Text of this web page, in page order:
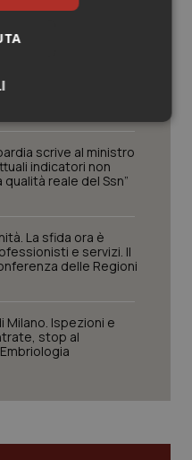
la ricerca per
presente
scrive al ministro
indicatori non
reale del Ssn”
La sfida ora è
e servizi. Il
delle Regioni
Milano. Ispezioni e
stop al
Marketing
Marketing
di base quali la
è in grado di
questi cookie.